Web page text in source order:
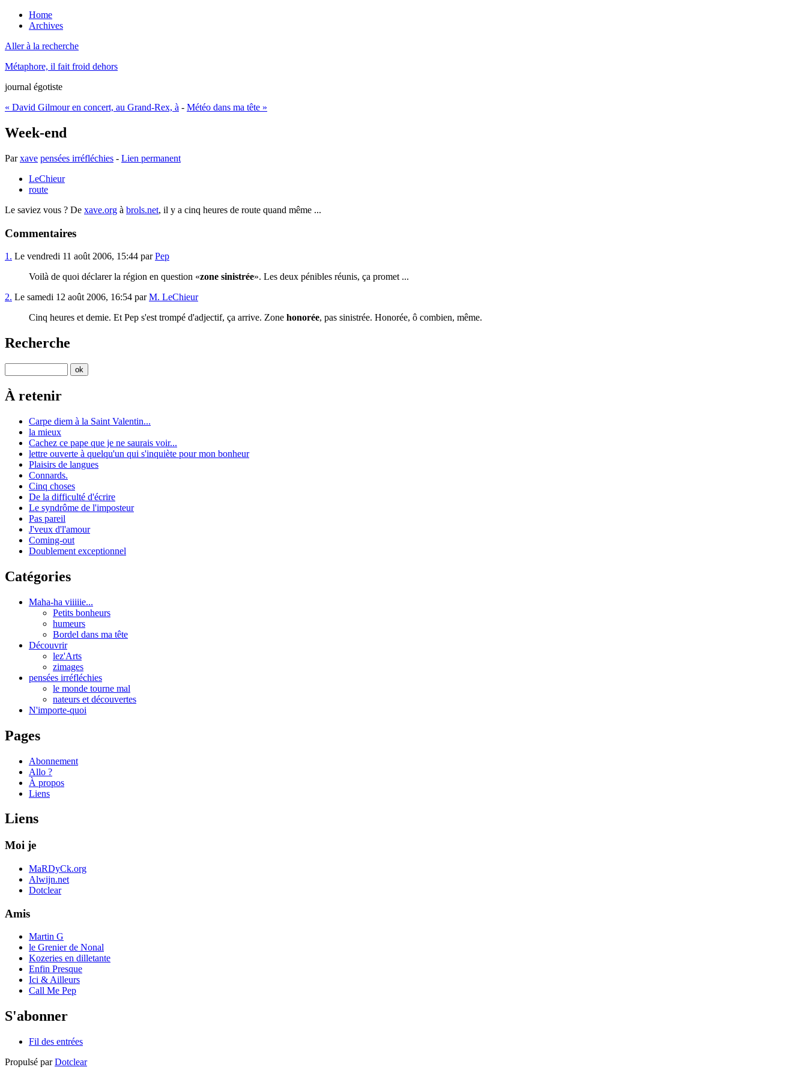
Home
Archives
Aller à la recherche
Métaphore, il fait froid dehors
journal égotiste
« David Gilmour en concert, au Grand-Rex, à - Météo dans ma tête »
Week-end
Parxave pensées irréfléchies - Lien permanent
LeChieur
route
Le saviez vous ? De xave.org à brols.net, il y a cinq heures de route quand même ...
Commentaires
1. Le vendredi 11 août 2006, 15:44 parPep
Voilà de quoi déclarer la région en question
zone sinistrée . Les deux pénibles réunis, ça promet ...
2. Le samedi 12 août 2006, 16:54 parM. LeChieur
Cinq heures et demie. Et Pep s'est trompé d'adjectif, ça arrive. Zone honorée, pas sinistrée. Honorée, ô combien, même.
Recherche
À retenir
Carpe diem à la Saint Valentin...
la mieux
Cachez ce pape que je ne saurais voir...
lettre ouverte à quelqu'un qui s'inquiète pour mon bonheur
Plaisirs de langues
Connards.
Cinq choses
De la difficulté d'écrire
Le syndrôme de l'imposteur
Pas pareil
J'veux d'l'amour
Coming-out
Doublement exceptionnel
Catégories
Maha-ha viiiiie...
Petits bonheurs
humeurs
Bordel dans ma tête
Découvrir
lez'Arts
zimages
pensées irréfléchies
le monde tourne mal
nateurs et découvertes
N'importe-quoi
Pages
Abonnement
Allo ?
À propos
Liens
Liens
Moi je
MaRDyCk.org
Alwijn.net
Dotclear
Amis
Martin G
le Grenier de Nonal
Kozeries en dilletante
Enfin Presque
Ici & Ailleurs
Call Me Pep
S'abonner
Fil des entrées
Propulsé parDotclear